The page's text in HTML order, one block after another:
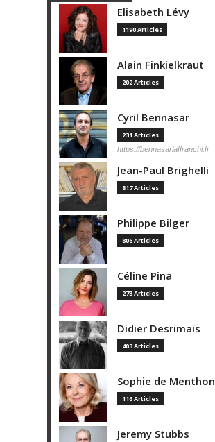
Elisabeth Lévy
1190 Articles
Alain Finkielkraut
202 Articles
Cyril Bennasar
231 Articles
https://bennasarlaffranchi.fr
Jean-Paul Brighelli
817 Articles
Philippe Bilger
806 Articles
Céline Pina
273 Articles
Didier Desrimais
403 Articles
Sophie de Menthon
116 Articles
Jeremy Stubbs